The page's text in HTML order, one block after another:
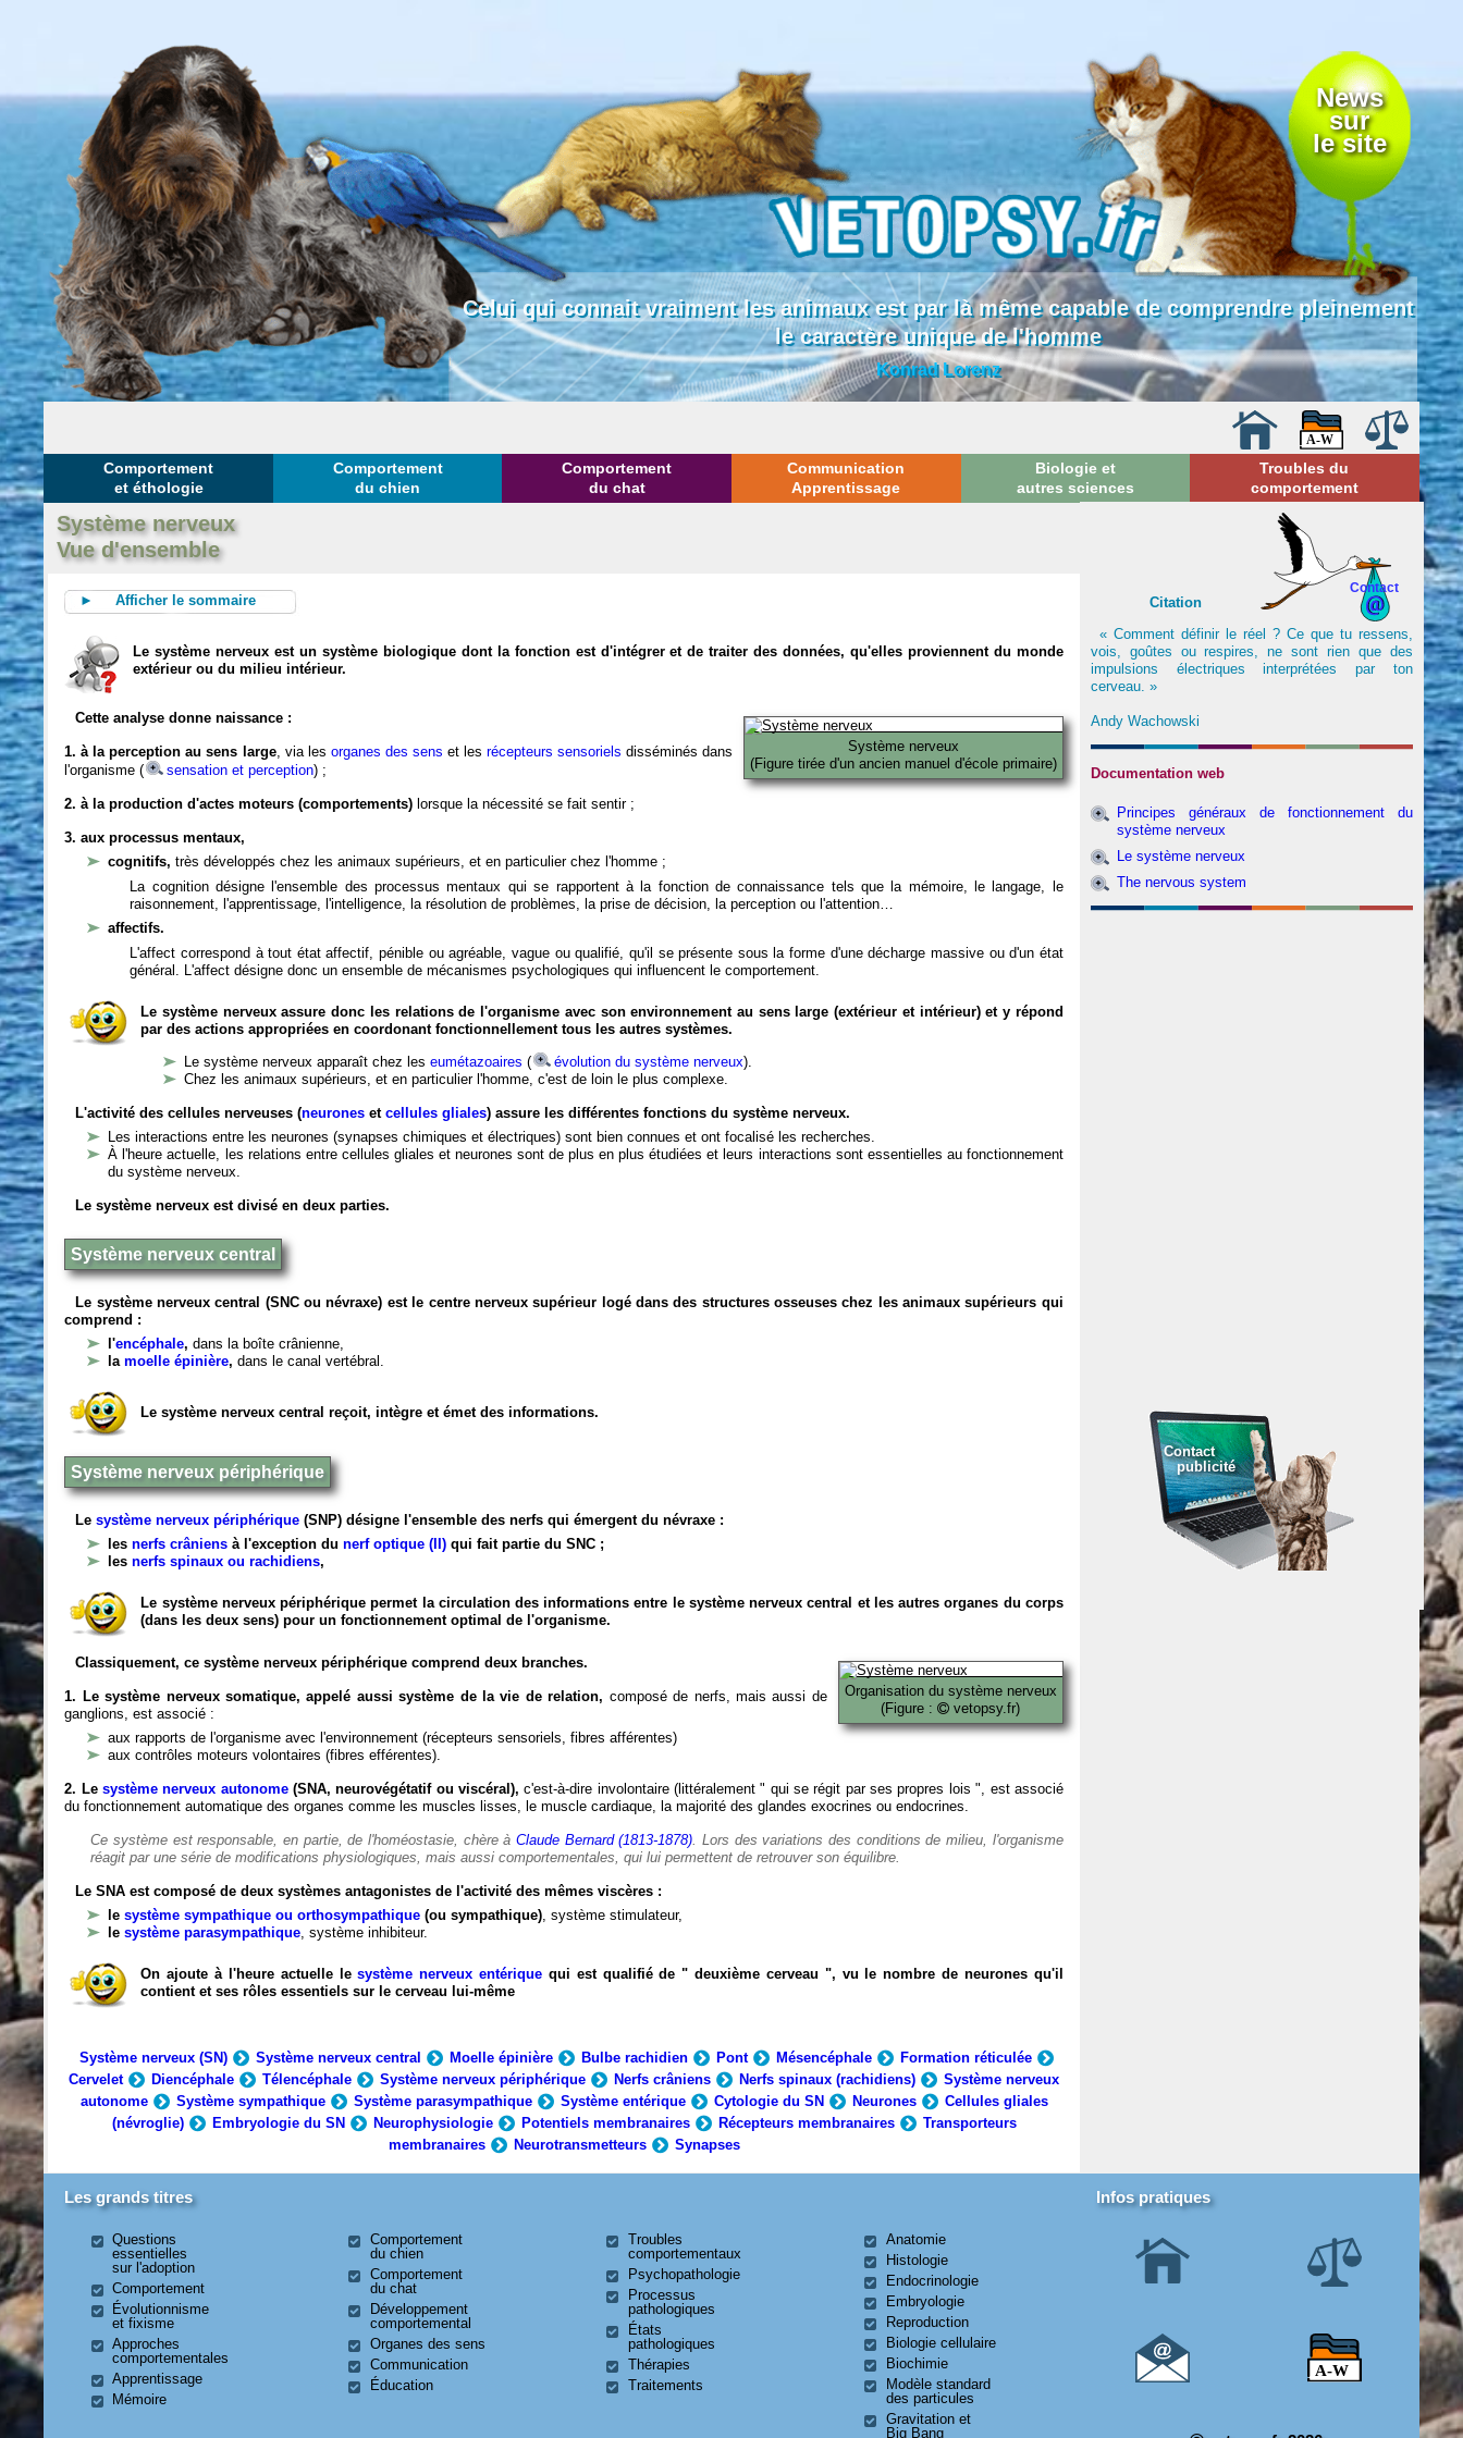
News
sur
le site
Celui qui connait vraiment les animaux est par là même capable de comprendre pleinement
le caractère unique de l'homme
Konrad Lorenz
Comportement
et éthologie
Comportement
du chien
Comportement
du chat
Communication
Apprentissage
Biologie et
autres sciences
Troubles du
comportement
Système nerveux
Vue d'ensemble
► Afficher le sommaire
Le système nerveux est un système biologique dont la fonction est d'intégrer et de traiter des données, qu'elles proviennent du monde
extérieur ou du milieu intérieur.
Système nerveux
(Figure tirée d'un ancien manuel d'école primaire)
Cette analyse donne naissance :
1. à la perception au sens large, via les organes des sens et les récepteurs sensoriels disséminés dans
l'organisme (
sensation et perception) ;
2. à la production d'actes moteurs (comportements) lorsque la nécessité se fait sentir ;
3. aux processus mentaux,
cognitifs,très développés chez les animaux supérieurs, et en particulier chez l'homme ;
La cognition désigne l'ensemble des processus mentaux qui se rapportent à la fonction de connaissance tels que la mémoire, le langage, le
raisonnement, l'apprentissage, l'intelligence, la résolution de problèmes, la prise de décision, la perception ou l'attention…
affectifs.
L'affect correspond à tout état affectif, pénible ou agréable, vague ou qualifié, qu'il se présente sous la forme d'une décharge massive ou d'un état
général. L'affect désigne donc un ensemble de mécanismes psychologiques qui influencent le comportement.
Le système nerveux assure donc les relations de l'organisme avec son environnement au sens large (extérieur et intérieur) et y répond
par des actions appropriées en coordonant fonctionnellement tous les autres systèmes.
Le système nerveux apparaît chez leseumétazoaires ( évolution du système nerveux).
Chez les animaux supérieurs, et en particulier l'homme, c'est de loin le plus complexe.
L'activité des cellules nerveuses (neurones etcellules gliales) assure les différentes fonctions du système nerveux.
Les interactions entre les neurones (synapses chimiques et électriques) sont bien connues et ont focalisé les recherches.
À l'heure actuelle, les relations entre cellules gliales et neurones sont de plus en plus étudiées et leurs interactions sont essentielles au fonctionnement
du système nerveux.
Le système nerveux est divisé en deux parties.
Système nerveux central
Le système nerveux central (SNC ou névraxe) est le centre nerveux supérieur logé dans des structures osseuses chez les animaux supérieurs qui
comprend :
l'encéphale,dans la boîte crânienne,
lamoelle épinière,dans le canal vertébral.
Le système nerveux central reçoit, intègre et émet des informations.
Système nerveux périphérique
Lesystème nerveux périphérique (SNP) désigne l'ensemble des nerfs qui émergent du névraxe :
lesnerfs crâniens à l'exception du nerf optique (II) qui fait partie du SNC ;
lesnerfs spinaux ou rachidiens,
Le système nerveux périphérique permet la circulation des informations entre le système nerveux central et les autres organes du corps
(dans les deux sens) pour un fonctionnement optimal de l'organisme.
Organisation du système nerveux
(Figure :
vetopsy.fr)
Classiquement, ce système nerveux périphérique comprend deux branches.
1. Le système nerveux somatique, appelé aussi système de la vie de relation, composé de nerfs, mais aussi de
ganglions, est associé :
aux rapports de l'organisme avec l'environnement (récepteurs sensoriels, fibres afférentes)
aux contrôles moteurs volontaires (fibres efférentes).
2. Le système nerveux autonome(SNA, neurovégétatif ou viscéral), c'est-à-dire involontaire (littéralement " qui se régit par ses propres lois ", est associé
du fonctionnement automatique des organes comme les muscles lisses, le muscle cardiaque, la majorité des glandes exocrines ou endocrines.
Ce système est responsable, en partie, de l'homéostasie, chère àClaude Bernard (1813-1878). Lors des variations des conditions de milieu, l'organisme
réagit par une série de modifications physiologiques, mais aussi comportementales, qui lui permettent de retrouver son équilibre.
Le SNA est composé de deux systèmes antagonistes de l'activité des mêmes viscères :
lesystème sympathique ou orthosympathique (ou sympathique), système stimulateur,
lesystème parasympathique, système inhibiteur.
On ajoute à l'heure actuelle lesystème nerveux entérique qui est qualifié de " deuxième cerveau ", vu le nombre de neurones qu'il
contient et ses rôles essentiels sur le cerveau lui-même
Système nerveux (SN) Système nerveux central Moelle épinière Bulbe rachidien Pont Mésencéphale
Formation réticulée
Cervelet
Diencéphale Télencéphale Système nerveux périphérique Nerfs crâniens Nerfs spinaux (rachidiens)
Système nerveux
autonome
Système sympathique Système parasympathique Système entérique Cytologie du SN Neurones
Cellules gliales
(névroglie)
Embryologie du SN Neurophysiologie Potentiels membranaires Récepteurs membranaires
Transporteurs
membranaires
Neurotransmetteurs Synapses
Contact
Citation
« Comment définir le réel ? Ce que tu ressens,
vois, goûtes ou respires, ne sont rien que des
impulsions électriques interprétées par ton
cerveau. »
Andy Wachowski
Documentation web
Principes généraux de fonctionnement du
système nerveux
Le système nerveux
The nervous system
Contact
publicité
Les grands titres
Questions
essentielles
sur l'adoption
Comportement
Évolutionnisme
et fixisme
Approches
comportementales
Apprentissage
Mémoire
Comportement
du chien
Comportement
du chat
Développement
comportemental
Organes des sens
Communication
Éducation
Troubles
comportementaux
Psychopathologie
Processus
pathologiques
États
pathologiques
Thérapies
Traitements
Anatomie
Histologie
Endocrinologie
Embryologie
Reproduction
Biologie cellulaire
Biochimie
Modèle standard
des particules
Gravitation et
Big Bang
Infos pratiques